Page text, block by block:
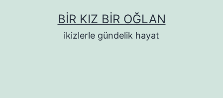
BIR KIZ BIR OĞLAN
ikizlerle gündelik hayat